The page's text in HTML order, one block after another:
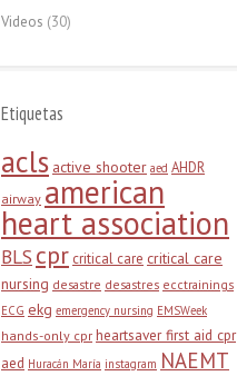
Videos (30)
Etiquetas
acls active shooter aed AHDR
airway american
heart association
BLS cpr critical care critical care
nursing desastre desastres ecctrainings
ECG ekg emergency nursing EMSWeek
hands-only cpr heartsaver first aid cpr
aed Huracán María instagram NAEMT